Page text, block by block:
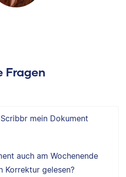
Fragen
mein Dokument
auch am Wochenende
Korrektur gelesen?